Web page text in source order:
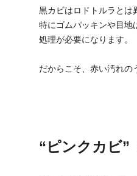
黒カビはロドトルラとは
特にゴムパッキンや目地
処理が必要になります。
だからこそ、赤い汚れの
“ピンクカビ”